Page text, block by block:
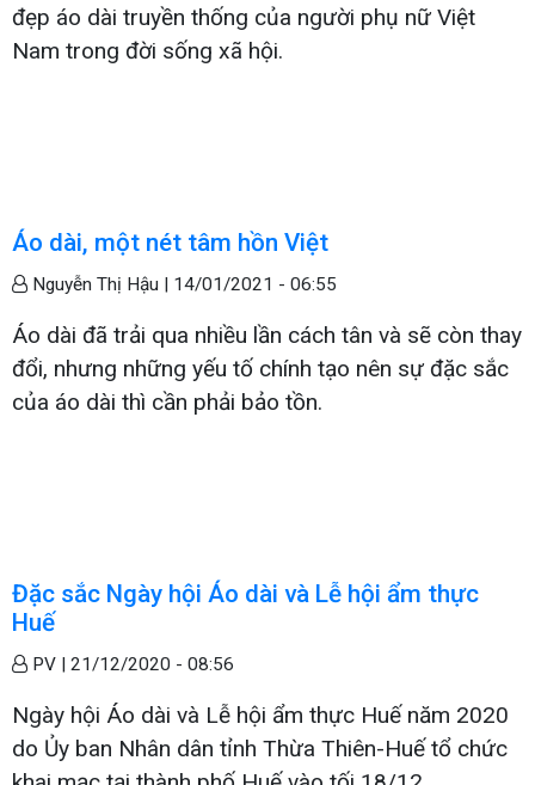
đẹp áo dài truyền thống của người phụ nữ Việt
Nam trong đời sống xã hội.
Áo dài, một nét tâm hồn Việt
Nguyễn Thị Hậu | 14/01/2021 - 06:55
Áo dài đã trải qua nhiều lần cách tân và sẽ còn thay
đổi, nhưng những yếu tố chính tạo nên sự đặc sắc
của áo dài thì cần phải bảo tồn.
Đặc sắc Ngày hội Áo dài và Lễ hội ẩm thực
Huế
PV | 21/12/2020 - 08:56
Ngày hội Áo dài và Lễ hội ẩm thực Huế năm 2020
do Ủy ban Nhân dân tỉnh Thừa Thiên-Huế tổ chức